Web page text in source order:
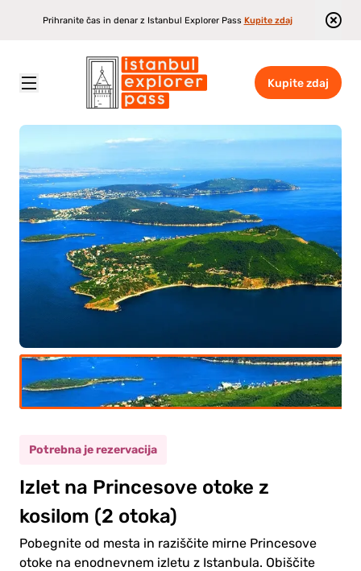
Prihranite čas in denar z Istanbul Explorer Pass Kupite zdaj
Kupite zdaj
Istanbul Explorer Pass \ Atrakcije \ Izlet na Princesove otoke z kosilom (2 otoka)
Potrebna je rezervacija
Izlet na Princesove otoke z
kosilom (2 otoka)
Pobegnite od mesta in raziščite mirne Princesove
otoke na enodnevnem izletu z Istanbula. Obiščite
(12+)
0.00€
0.00€